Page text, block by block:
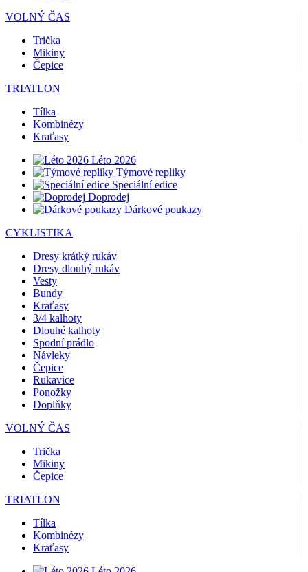
VOLNÝ ČAS
Trička
Mikiny
Čepice
TRIATLON
Tílka
Kombinézy
Kraťasy
Léto 2026
Týmové repliky
Speciální edice
Doprodej
Dárkové poukazy
CYKLISTIKA
Dresy krátký rukáv
Dresy dlouhý rukáv
Vesty
Bundy
Kraťasy
3/4 kalhoty
Dlouhé kalhoty
Spodní prádlo
Návleky
Čepice
Rukavice
Ponožky
Doplňky
VOLNÝ ČAS
Trička
Mikiny
Čepice
TRIATLON
Tílka
Kombinézy
Kraťasy